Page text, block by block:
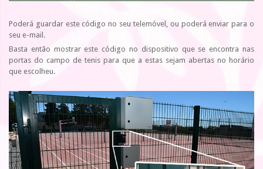
Poderá guardar este código no seu telemóvel, ou poderá enviar para o
seu e-mail.
Basta então mostrar este código no dispositivo que se encontra nas
portas do campo de tenis para que a estas sejam abertas no horário
que escolheu.